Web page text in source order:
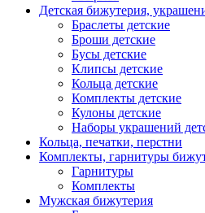
Детская бижутерия,
Браслеты детские
Броши детские
Бусы детские
Клипсы детские
Кольца детские
Комплекты детские
Кулоны детские
Наборы украшений
Кольца, печатки, перстни
Комплекты, гарнитуры
Гарнитуры
Комплекты
Мужская бижутерия